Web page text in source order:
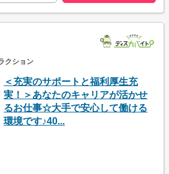
クション
＜充実のサポートと福利厚生充
実！＞あなたのキャリアが活かせ
るお仕事☆大手で安心して働ける
環境です♪40...